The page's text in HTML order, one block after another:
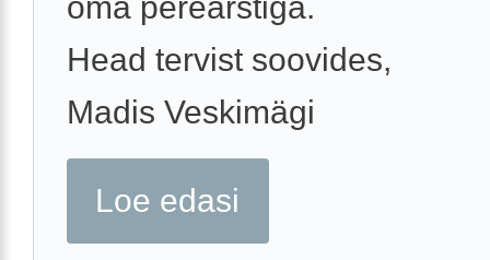
Head tervist soovides,
Madis Veskimägi
Loe edasi